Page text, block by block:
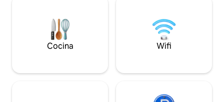
En los alrededores: estación de
autobuses Krattigen Dorf/Post (4
minutos a pie), tienda del pueblo, campo
de deportes, rutas de senderismo, Thun,
parque infantil en
senderismo y una
compartida.
cubierto gratuito,
Cocina Wifi